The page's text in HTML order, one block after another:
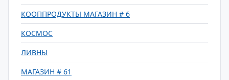
КООППРОДУКТЫ МАГАЗИН # 6
КОСМОС
ЛИВНЫ
МАГАЗИН # 61